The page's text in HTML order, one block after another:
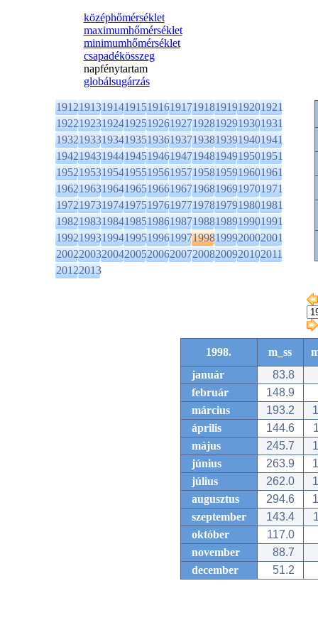
középhőmérséklet
maximumhőmérséklet
minimumhőmérséklet
csapadékösszeg
napfénytartam
globálsugárzás
1912191319141915191619171918191919201921
1922192319241925192619271928192919301931
1932193319341935193619371938193919401941
1942194319441945194619471948194919501951
1952195319541955195619571958195919601961
1962196319641965196619671968196919701971
1972197319741975197619771978197919801981
1982198319841985198619871988198919901991
1992199319941995199619971998199920002001
2002200320042005200620072008200920102011
20122013
1998. m_ss
január
83.8
február
148.9
március
193.2
április
144.6
május
245.7
június
263.9
július
262.0
augusztus
294.6
szeptember
143.4
október
117.0
november
88.7
december
51.2